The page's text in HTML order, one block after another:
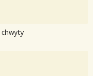
chwyty